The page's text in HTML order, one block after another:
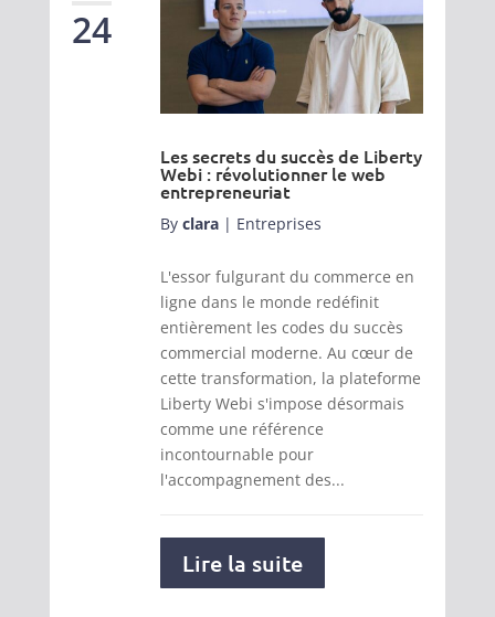
24
Les secrets du succès de Liberty
Webi : révolutionner le web
entrepreneuriat
By clara| Entreprises
L'essor fulgurant du commerce en
ligne dans le monde redéfinit
entièrement les codes du succès
commercial moderne. Au cœur de
cette transformation, la plateforme
Liberty Webi s'impose désormais
comme une référence
incontournable pour
l'accompagnement des...
Lire la suite